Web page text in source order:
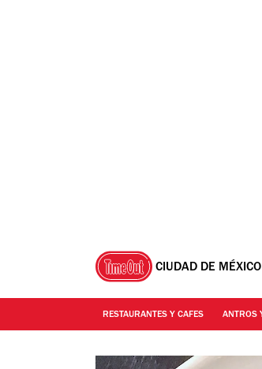
CIUDAD DE MÉXICO
RESTAURANTES Y CAFES ANTROS